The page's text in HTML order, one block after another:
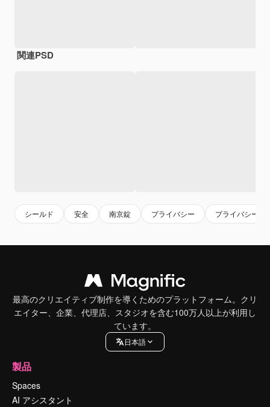
関連PSD
シールド 安全 南京錠 プライバシー プライバシー保
最高のクリエイティブ制作を導くためのプラットフォーム。クリ
エイター、企業、代理店、スタジオを含む100万人以上が利用し
ています。
日本語
製品
Spaces
AI アシスタント